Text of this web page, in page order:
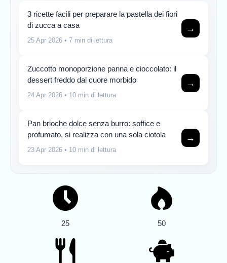
3 ricette facili per preparare la pastella dei fiori
di zucca a casa
25 Apr 2026 • 7 min di lettura
→
Zuccotto monoporzione panna e cioccolato: il
dessert freddo dal cuore morbido
24 Apr 2026 • 10 min di lettura
→
Pan brioche dolce senza burro: soffice e
profumato, si realizza con una sola ciotola
23 Apr 2026 • 10 min di lettura
→
25 50